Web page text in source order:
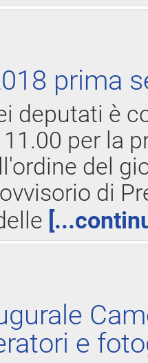
prima
deputati è
per la
del
di
e